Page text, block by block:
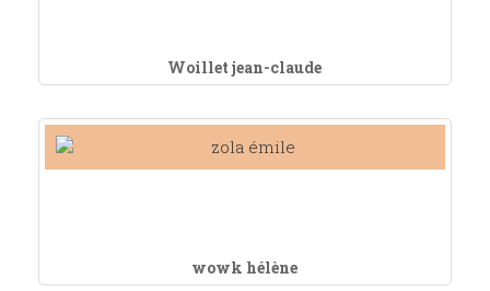
Woillet jean-claude
wowk hélène